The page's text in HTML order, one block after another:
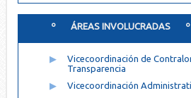
º ÁREAS INVOLUCRADAS º
▶
Vicecoordinación de
Transparencia
▶
Vicecoordinación